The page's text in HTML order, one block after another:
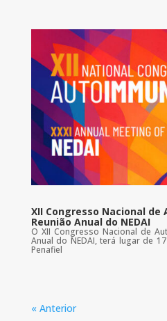
XII Congresso Nacional de
Reunião Anual do NEDAI
O XII Congresso Nacional de
Anual do NEDAI, terá lugar de
Penafiel
« Anterior